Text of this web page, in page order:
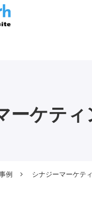
ーケテ
例 シナジーマーケテ